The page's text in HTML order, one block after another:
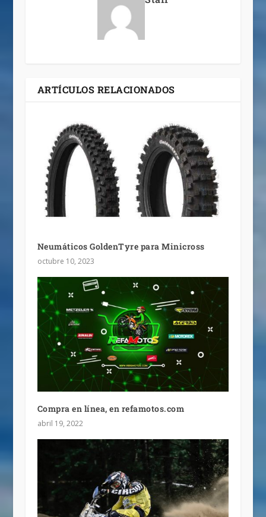
ARTÍCULOS RELACIONADOS
Neumáticos GoldenTyre para Minicross
octubre 10, 2023
Compra en línea, en refamotos.com
abril 19, 2022